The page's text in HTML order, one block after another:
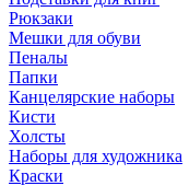
Рюкзаки
Мешки для обуви
Пеналы
Папки
Канцелярские наборы
Кисти
Холсты
Наборы для художника
Краски